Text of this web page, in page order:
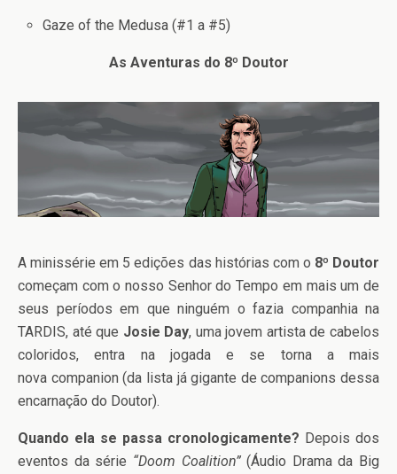
Gaze of the Medusa (#1 a #5)
As Aventuras do 8º Doutor
A minissérie em 5 edições das histórias com o 8º Doutor
começam com o nosso Senhor do Tempo em mais um de
seus períodos em que ninguém o fazia companhia na
TARDIS, até que Josie Day, uma jovem artista de cabelos
coloridos, entra na jogada e se torna a mais
nova companion (da lista já gigante de companions dessa
encarnação do Doutor).
Quando ela se passa cronologicamente? Depois dos
eventos da série “Doom Coalition”(Áudio Drama da Big